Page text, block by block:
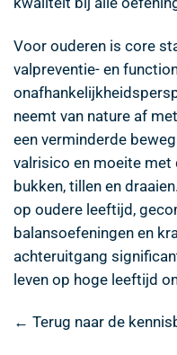
Voor ouderen is core
valpreventie- en
neemt van nature af
een verminderde
valrisico en moeite
bukken, tillen en
op oudere leeftijd,
balansoefeningen en
achteruitgang
leven op hoge leeftijd
← Terug naar de